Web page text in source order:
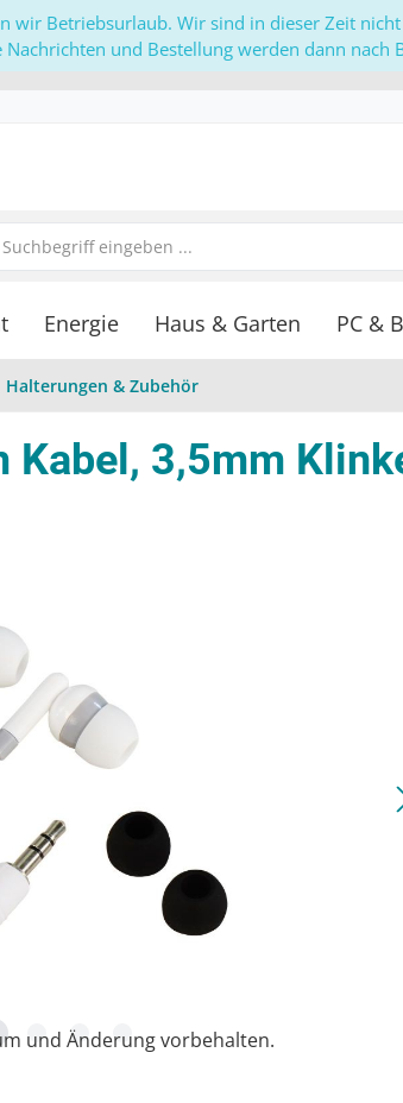
wir Betriebsurlaub. Wir sind in dieser Zeit
Nachrichten und Bestellung werden dann nach
Energie Haus & Garten PC &
Halterungen & Zubehör
Kabel, 3,5mm
und Änderung vorbehalten.